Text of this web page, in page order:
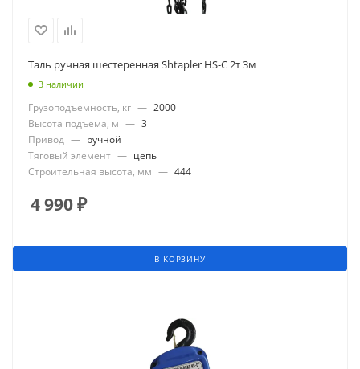
Таль ручная шестеренная Shtapler HS-C 2т 3м
В наличии
Грузоподъемность, кг — 2000
Высота подъема, м — 3
Привод — ручной
Тяговый элемент — цепь
Строительная высота, мм — 444
4 990₽
В КОРЗИНУ